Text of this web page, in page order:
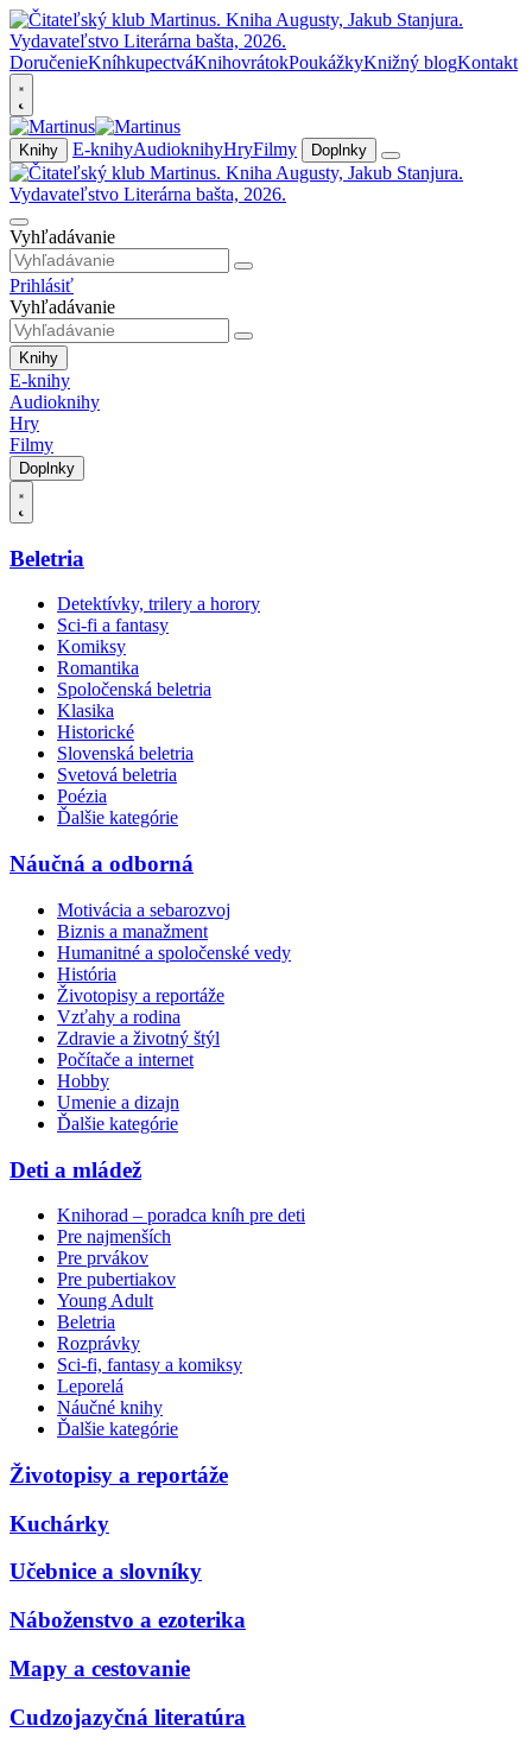
DoručenieKníhkupectváKnihovrátokPoukážkyKnižný blogKontakt
Knihy E-knihyAudioknihyHryFilmy Doplnky
Vyhľadávanie
Prihlásiť
Vyhľadávanie
Knihy
E-knihy
Audioknihy
Hry
Filmy
Doplnky
Beletria
Detektívky, trilery a horory
Sci-fi a fantasy
Komiksy
Romantika
Spoločenská beletria
Klasika
Historické
Slovenská beletria
Svetová beletria
Poézia
Ďalšie kategórie
Náučná a odborná
Motivácia a sebarozvoj
Biznis a manažment
Humanitné a spoločenské vedy
História
Životopisy a reportáže
Vzťahy a rodina
Zdravie a životný štýl
Počítače a internet
Hobby
Umenie a dizajn
Ďalšie kategórie
Deti a mládež
Knihorad – poradca kníh pre deti
Pre najmenších
Pre prvákov
Pre pubertiakov
Young Adult
Beletria
Rozprávky
Sci-fi, fantasy a komiksy
Leporelá
Náučné knihy
Ďalšie kategórie
Životopisy a reportáže
Kuchárky
Učebnice a slovníky
Náboženstvo a ezoterika
Mapy a cestovanie
Cudzojazyčná literatúra